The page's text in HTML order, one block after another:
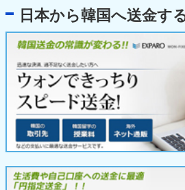
日本から韓国へ送金す